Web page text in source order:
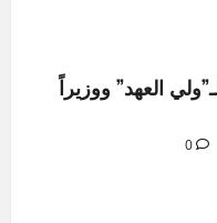
العهد” ووزيراً
0